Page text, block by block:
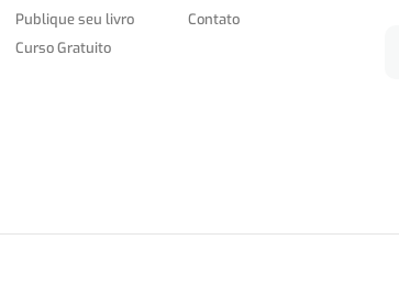
Publique seu livro
Curso Gratuito
Contato